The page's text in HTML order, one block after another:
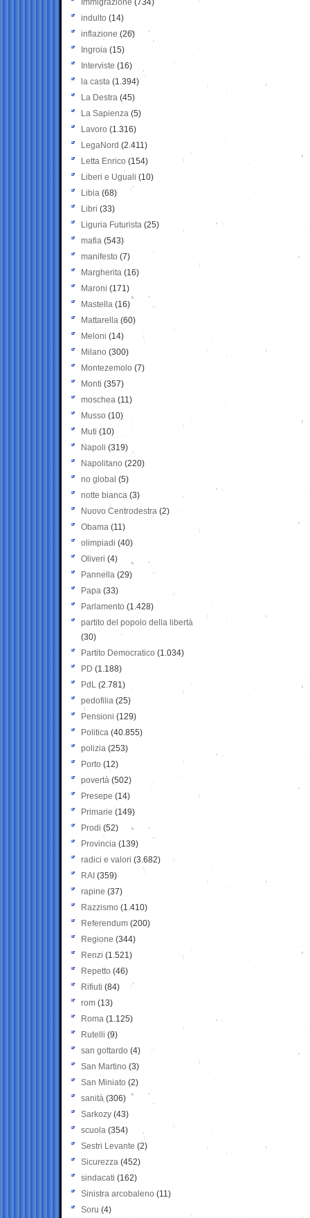
Immigrazione (734)
indulto (14)
inflazione (26)
Ingroia (15)
Interviste (16)
la casta (1.394)
La Destra (45)
La Sapienza (5)
Lavoro (1.316)
LegaNord (2.411)
Letta Enrico (154)
Liberi e Uguali (10)
Libia (68)
Libri (33)
Liguria Futurista (25)
mafia (543)
manifesto (7)
Margherita (16)
Maroni (171)
Mastella (16)
Mattarella (60)
Meloni (14)
Milano (300)
Montezemolo (7)
Monti (357)
moschea (11)
Musso (10)
Muti (10)
Napoli (319)
Napolitano (220)
no global (5)
notte bianca (3)
Nuovo Centrodestra (2)
Obama (11)
olimpiadi (40)
Oliveri (4)
Pannella (29)
Papa (33)
Parlamento (1.428)
partito del popolo della libertà
(30)
Partito Democratico (1.034)
PD (1.188)
PdL (2.781)
pedofilia (25)
Pensioni (129)
Politica (40.855)
polizia (253)
Porto (12)
povertà (502)
Presepe (14)
Primarie (149)
Prodi (52)
Provincia (139)
radici e valori (3.682)
RAI (359)
rapine (37)
Razzismo (1.410)
Referendum (200)
Regione (344)
Renzi (1.521)
Repetto (46)
Rifiuti (84)
rom (13)
Roma (1.125)
Rutelli (9)
san gottardo (4)
San Martino (3)
San Miniato (2)
sanità (306)
Sarkozy (43)
scuola (354)
Sestri Levante (2)
Sicurezza (452)
sindacati (162)
Sinistra arcobaleno (11)
Soru (4)